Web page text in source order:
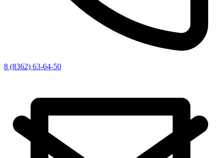
8 (8362) 63-64-50